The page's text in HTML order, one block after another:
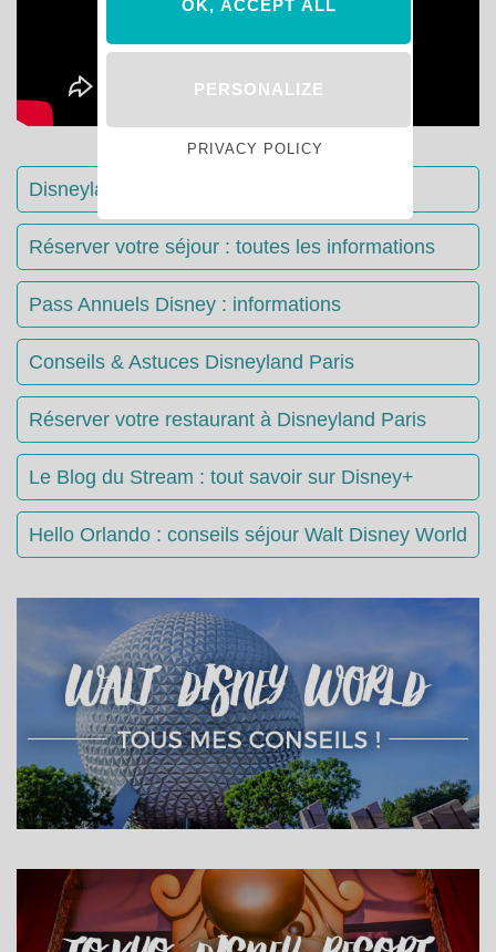
Disneyland Paris : Le guide complet
Réserver votre séjour : toutes les informations
Pass Annuels Disney : informations
Conseils & Astuces Disneyland Paris
Réserver votre restaurant à Disneyland Paris
Le Blog du Stream : tout savoir sur Disney+
Hello Orlando : conseils séjour Walt Disney World
OK, ACCEPT ALL
PERSONALIZE
PRIVACY POLICY